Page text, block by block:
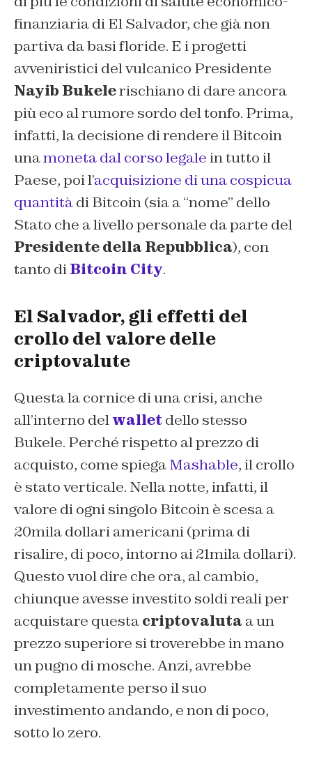
finanziaria di El Salvador, che già non
partiva da basi floride. E i progetti
avveniristici del vulcanico Presidente
Nayib Bukelerischiano di dare ancora
più eco al rumore sordo del tonfo. Prima,
infatti, la decisione di rendere il Bitcoin
unamoneta dal corso legalein tutto il
Paese, poi l’acquisizione di una cospicua
quantitàdi Bitcoin (sia a “nome” dello
Stato che a livello personale da parte del
Presidente della Repubblica), con
tanto diBitcoin City.
El Salvador, gli effetti del
crollo del valore delle
criptovalute
Questa la cornice di una crisi, anche
all’interno delwallet dello stesso
Bukele. Perché rispetto al prezzo di
acquisto, come spiegaMashable, il crollo
è stato verticale. Nella notte, infatti, il
valore di ogni singolo Bitcoin è scesa a
20mila dollari americani (prima di
risalire, di poco, intorno ai 21mila dollari).
Questo vuol dire che ora, al cambio,
chiunque avesse investito soldi reali per
acquistare questacriptovaluta a un
prezzo superiore si troverebbe in mano
un pugno di mosche. Anzi, avrebbe
completamente perso il suo
investimento andando, e non di poco,
sotto lo zero.